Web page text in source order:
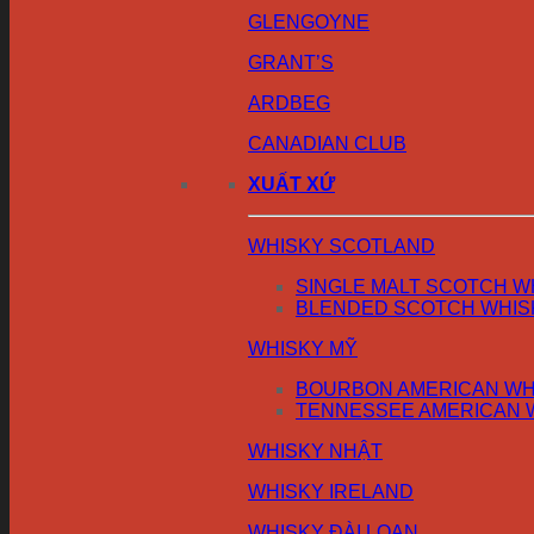
GLENGOYNE
GRANT’S
ARDBEG
CANADIAN CLUB
XUẤT XỨ
WHISKY SCOTLAND
SINGLE MALT SCOTCH
BLENDED SCOTCH
WHISKY MỸ
BOURBON AMERICAN
TENNESSEE AMERICAN
WHISKY NHẬT
WHISKY IRELAND